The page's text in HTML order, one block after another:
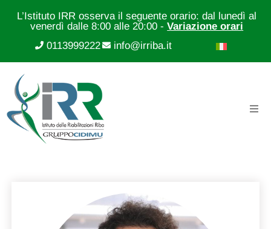
L’Istituto IRR osserva il seguente orario: dal lunedì al
venerdì dalle 8:00 alle 20:00 -Variazione orari
0113999222
info@irriba.it